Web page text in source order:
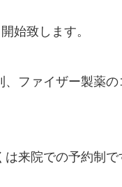
始致します。
、ファイザー製薬の
来院での予約制で
ついて